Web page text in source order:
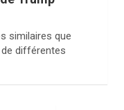
similaires que
différentes